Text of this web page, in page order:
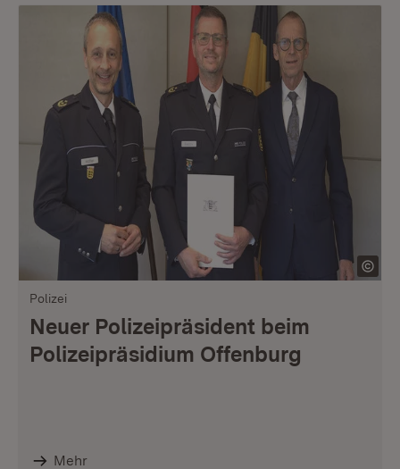
Polizei
Neuer Polizeipräsident beim
Polizeipräsidium Offenburg
Mehr